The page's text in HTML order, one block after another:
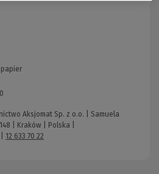
papier
Aksjomat Sp. z o.o. | Samuela
| Kraków | Polska |
12 633 70 22